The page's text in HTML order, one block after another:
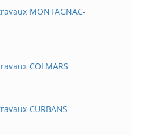
MONTAGNAC-
COLMARS
CURBANS